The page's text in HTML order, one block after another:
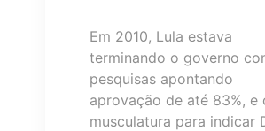
Em 2010, Lula estava
terminando o governo
pesquisas apontando
aprovação de até 83%, e
musculatura para indicar